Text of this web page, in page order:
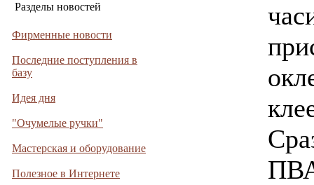
Разделы новостей
Фирменные новости
Последние поступления в
базу
Идея дня
"Очумелые ручки"
Мастерская и оборудование
Полезное в Интернете